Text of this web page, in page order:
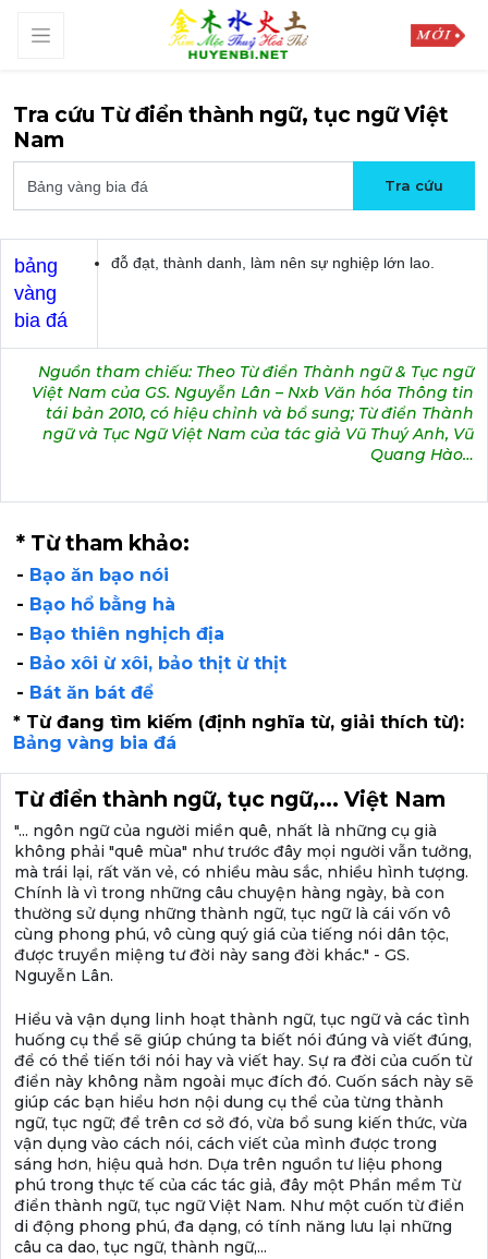
Tra cứu Từ điển thành ngữ, tục ngữ Việt
Nam
bảng
vàng
bia đá
đỗ đạt, thành danh, làm nên sự nghiệp lớn lao.
Nguồn tham chiếu: Theo Từ điển Thành ngữ & Tục ngữ
Việt Nam của GS. Nguyễn Lân – Nxb Văn hóa Thông tin
tái bản 2010, có hiệu chỉnh và bổ sung; Từ điển Thành
ngữ và Tục Ngữ Việt Nam của tác giả Vũ Thuý Anh, Vũ
Quang Hào…
* Từ tham khảo:
- Bạo ăn bạo nói
- Bạo hổ bằng hà
- Bạo thiên nghịch địa
- Bảo xôi ừ xôi, bảo thịt ừ thịt
- Bát ăn bát để
* Từ đang tìm kiếm (định nghĩa từ, giải thích từ):
Bảng vàng bia đá
Từ điển thành ngữ, tục ngữ,... Việt Nam
"... ngôn ngữ của người miền quê, nhất là những cụ già
không phải "quê mùa" như trước đây mọi người vẫn tưởng,
mà trái lại, rất văn vẻ, có nhiều màu sắc, nhiều hình tượng.
Chính là vì trong những câu chuyện hàng ngày, bà con
thường sử dụng những thành ngữ, tục ngữ là cái vốn vô
cùng phong phú, vô cùng quý giá của tiếng nói dân tộc,
được truyền miệng tư đời này sang đời khác." - GS.
Nguyễn Lân.
Hiểu và vận dụng linh hoạt thành ngữ, tục ngữ và các tình
huống cụ thể sẽ giúp chúng ta biết nói đúng và viết đúng,
để có thể tiến tới nói hay và viết hay. Sự ra đời của cuốn từ
điển này không nằm ngoài mục đích đó. Cuốn sách này sẽ
giúp các bạn hiểu hơn nội dung cụ thể của từng thành
ngữ, tục ngữ; để trên cơ sở đó, vừa bổ sung kiến thức, vừa
vận dụng vào cách nói, cách viết của mình được trong
sáng hơn, hiệu quả hơn. Dựa trên nguồn tư liệu phong
phú trong thực tế của các tác giả, đây một Phần mềm Từ
điển thành ngữ, tục ngữ Việt Nam. Như một cuốn từ điển
di động phong phú, đa dạng, có tính năng lưu lại những
câu ca dao, tục ngữ, thành ngữ,...